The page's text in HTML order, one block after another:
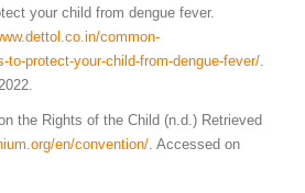
your child from dengue fever.
common-
protect-your-child-from-dengue-fever/
the Rights of the Child (n.d.) Retrieved
en/convention/ . Accessed on